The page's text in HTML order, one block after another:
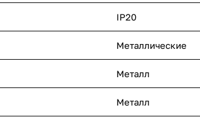
IP20
Металлические
Металл
Металл